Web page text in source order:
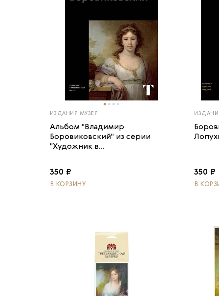
ИЗДАНИЯ МУЗЕЯ
Альбом "Владимир
Боровиковский" из серии
"Художник в...
350 ₽
В КОРЗИНУ
350 ₽
В